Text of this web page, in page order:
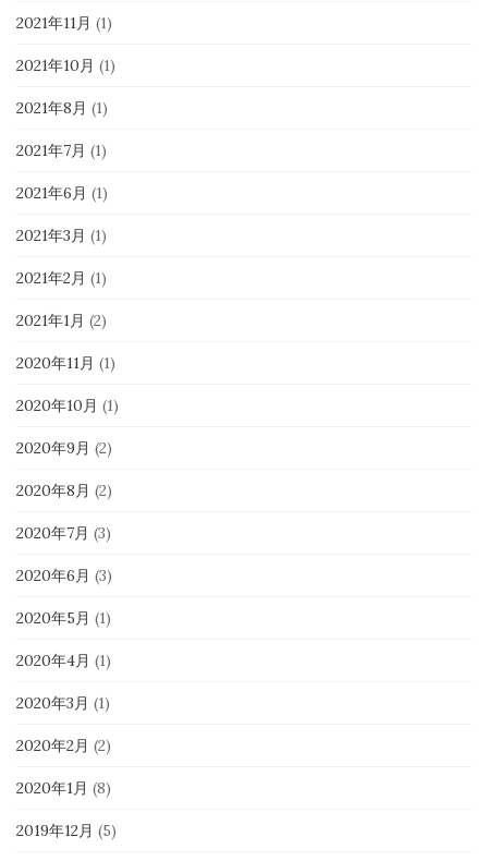
2021年11月 (1)
2021年10月 (1)
2021年8月 (1)
2021年7月 (1)
2021年6月 (1)
2021年3月 (1)
2021年2月 (1)
2021年1月 (2)
2020年11月 (1)
2020年10月 (1)
2020年9月 (2)
2020年8月 (2)
2020年7月 (3)
2020年6月 (3)
2020年5月 (1)
2020年4月 (1)
2020年3月 (1)
2020年2月 (2)
2020年1月 (8)
2019年12月 (5)